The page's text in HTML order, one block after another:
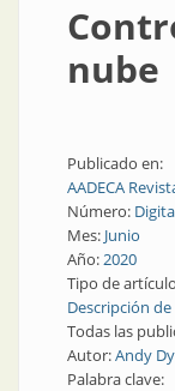
nube
Publicado en:
AADECA
Número:
Mes: Junio
Año:2020
Tipo de
Descripción
Todas las
Autor:Andy
Palabra clave: